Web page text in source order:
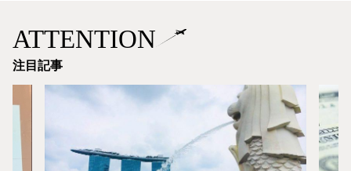
ATTENTION
注目記事